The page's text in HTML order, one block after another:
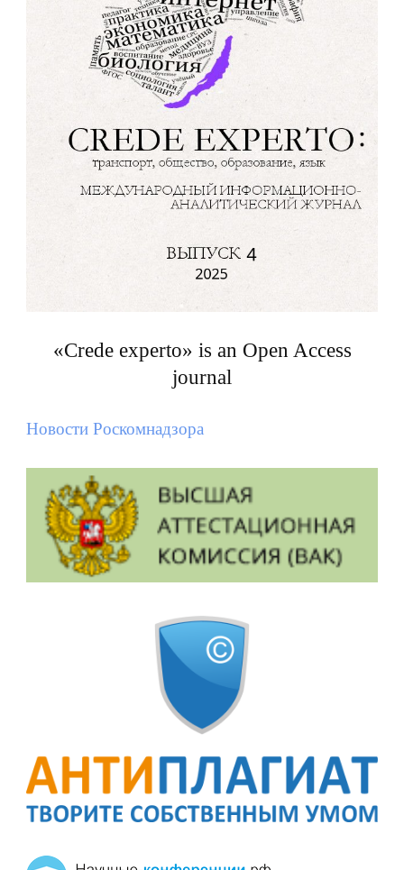
«Crede experto» is an Open Access
journal
Новости Роскомнадзора